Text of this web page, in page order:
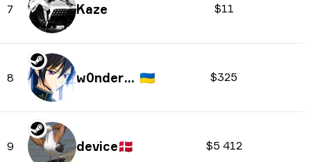
7 Kaze $11
8 w0nderful 🇺🇦 $325
9 device🇩🇰 $5 412